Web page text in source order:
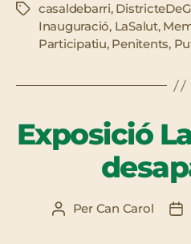
Etiquetes
casaldebarri,
Inauguració, LaSalut,
Participatiu, Penitents,
Exposició
Autor
Per Can Carol